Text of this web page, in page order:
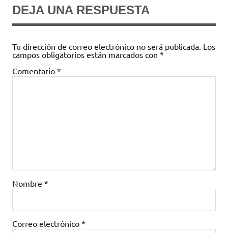
DEJA UNA RESPUESTA
Tu dirección de correo electrónico no será publicada. Los
campos obligatorios están marcados con *
Comentario *
Nombre *
Correo electrónico *